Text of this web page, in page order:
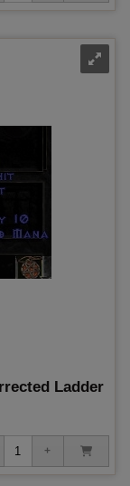
Ladder